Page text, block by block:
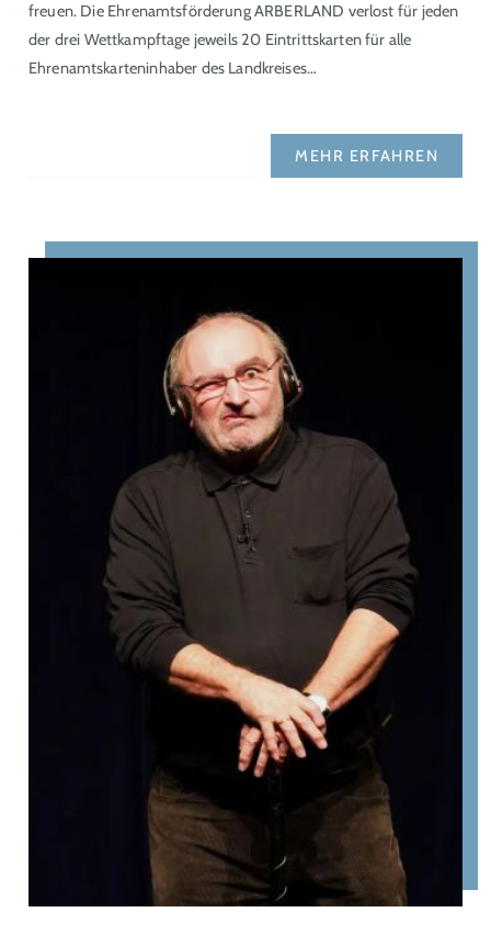
freuen. Die Ehrenamtsförderung ARBERLAND verlost für jeden
der drei Wettkampftage jeweils 20 Eintrittskarten für alle
Ehrenamtskarteninhaber des Landkreises…
MEHR ERFAHREN